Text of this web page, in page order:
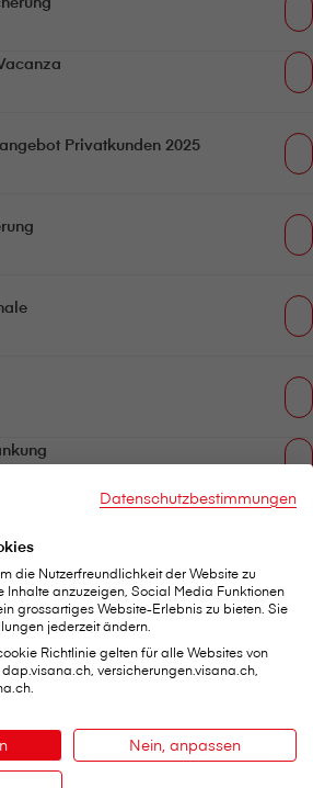
Privatkunden 2025
ebenfalls interessieren
Datenschutzbestimmungen
die Nutzerfreundlichkeit der Website zu
Inhalte anzuzeigen, Social Media Funktionen
grossartiges Website-Erlebnis zu bieten. Sie
jederzeit ändern.
Richtlinie gelten für alle Websites von
dap.visana.ch, versicherungen.visana.ch,
Nein, anpassen